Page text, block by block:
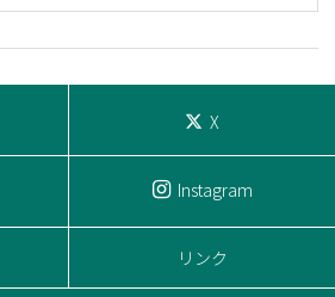
X
Instagram
リンク